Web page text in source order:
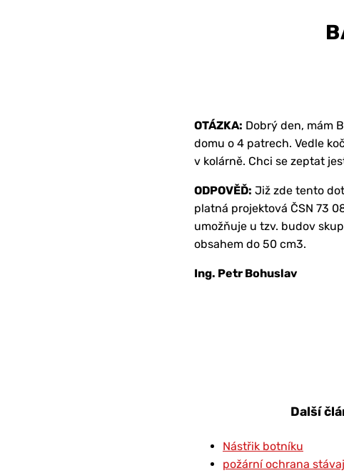
OTÁZKA: Dobrý den, mám
domu o 4 patrech. Vedle
v kolárně. Chci se zeptat
ODPOVĚĎ: Již zde tento
platná projektová ČSN 73
umožňuje u tzv. budov
obsahem do 50 cm3.
Ing. Petr Bohuslav
Další
Nástřik botníku
požární ochrana